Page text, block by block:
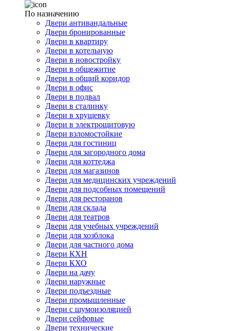
По назначению
Двери антивандальные
Двери бронированные
Двери в квартиру
Двери в котельную
Двери в новостройку
Двери в общежитие
Двери в общий коридор
Двери в офис
Двери в подвал
Двери в сталинку
Двери в хрущевку
Двери в электрощитовую
Двери взломостойкие
Двери для гостиниц
Двери для загородного дома
Двери для коттеджа
Двери для магазинов
Двери для медицинских учреждений
Двери для подсобных помещений
Двери для ресторанов
Двери для склада
Двери для театров
Двери для учебных учреждений
Двери для хозблока
Двери для частного дома
Двери КХН
Двери КХО
Двери на дачу
Двери наружные
Двери подъездные
Двери промышленные
Двери с шумоизоляцией
Двери сейфовые
Двери технические